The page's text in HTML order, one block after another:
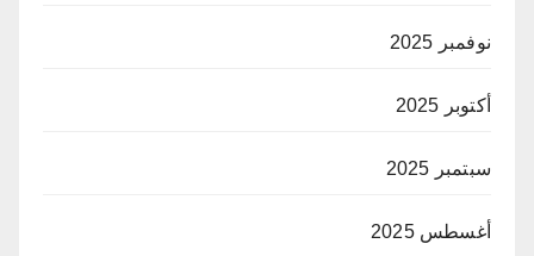
نوفمبر 2025
أكتوبر 2025
سبتمبر 2025
أغسطس 2025